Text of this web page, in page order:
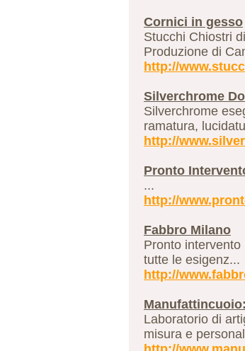
Cornici in gesso
Stucchi Chiostri
Produzione di
http://
Silverchrome
Silverchrome
ramatura,
http://
Pronto
...
http://
Fabbro Milano
Pronto
tutte le esigenz...
http://
Laboratorio di
misura e